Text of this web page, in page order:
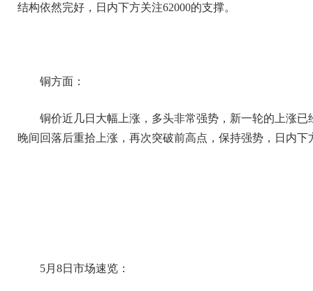
结构依然完好，日内下方关注62000的支撑。
铜方面：
铜价近几日大幅上涨，多头非常强势，新一轮的上涨
晚间回落后重拾上涨，再次突破前高点，保持强势，日内下
5月8日市场速览：